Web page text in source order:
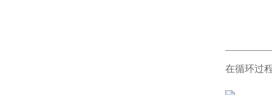
在循环过